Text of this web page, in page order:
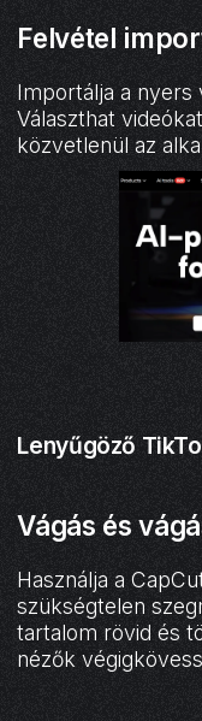
Felvétel
Importálja a nyers
Választhat
közvetlenül az
Lenyűgöző
Vágás és
Használja a
szükségtelen
tartalom rövid és
nézők